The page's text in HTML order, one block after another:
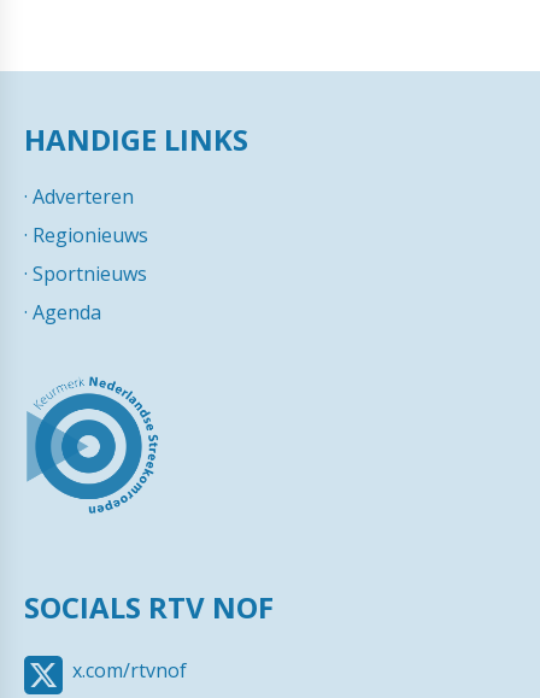
HANDIGE LINKS
· Adverteren
· Regionieuws
· Sportnieuws
· Agenda
SOCIALS RTV NOF
x.com/rtvnof